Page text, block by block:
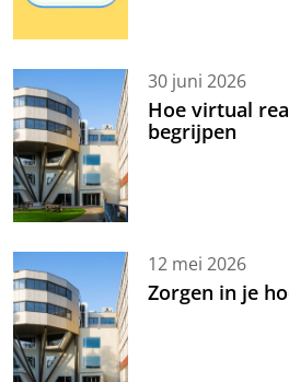
30 juni 2026
Hoe virtual
begrijpen
12 mei 2026
Zorgen in je